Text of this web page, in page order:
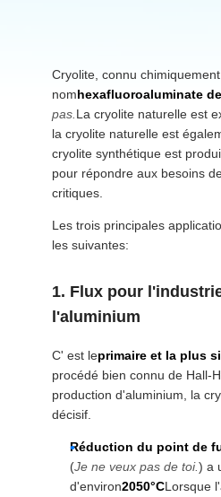
L'USINE
CONTRÔLE
QUALITÉ
CONTACTER
NOUVELLES
AFFAIRES
Cryolite, connu
nomhexafluoroaluminate
pas. La cryolite naturelle est
la cryolite naturelle est
cryolite synthétique est
pour répondre aux besoins
critiques.
Les trois principales
les suivantes:
1. Flux pour
l'aluminium
C' est leprimaire et la plus
procédé bien connu de Hall-
production d'aluminium, la
décisif.
Réduction du point de
(Je ne veux pas de toi.) a
d'environ2050°CLorsque